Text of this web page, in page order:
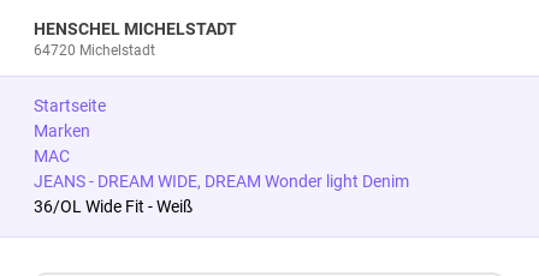
HENSCHEL MICHELSTADT
64720 Michelstadt
Startseite
Marken
MAC
JEANS - DREAM WIDE, DREAM Wonder light Denim
36/OL Wide Fit - Weiß